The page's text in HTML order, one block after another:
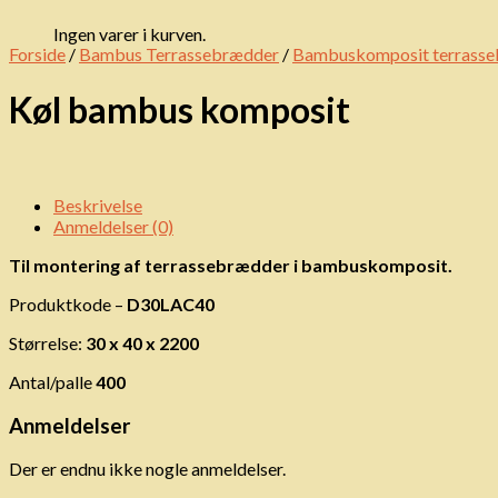
Ingen varer i kurven.
Forside / Bambus Terrassebrædder / Bambuskomposit
Køl bambus komposit
Beskrivelse
Anmeldelser (0)
Til montering af terrassebrædder i bambuskomposit.
Produktkode – D30LAC40
Størrelse: 30 x 40 x 2200
Antal/palle400
Anmeldelser
Der er endnu ikke nogle anmeldelser.